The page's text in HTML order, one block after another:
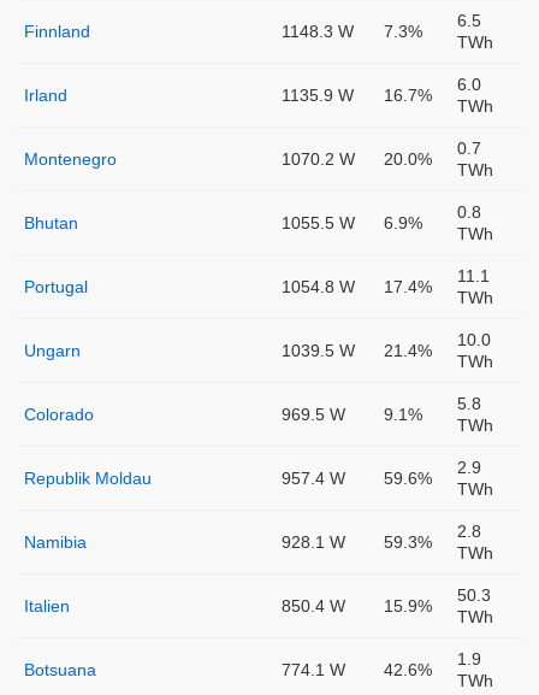
Finnland 1148.3 W 7.3%
6.5
TWh
Irland 1135.9 W 16.7%
6.0
TWh
Montenegro 1070.2 W 20.0%
0.7
TWh
Bhutan 1055.5 W 6.9%
0.8
TWh
Portugal 1054.8 W 17.4%
11.1
TWh
Ungarn 1039.5 W 21.4%
10.0
TWh
Colorado 969.5 W 9.1%
5.8
TWh
Republik Moldau 957.4 W 59.6%
2.9
TWh
Namibia 928.1 W 59.3%
2.8
TWh
Italien 850.4 W 15.9%
50.3
TWh
Botsuana 774.1 W 42.6%
1.9
TWh